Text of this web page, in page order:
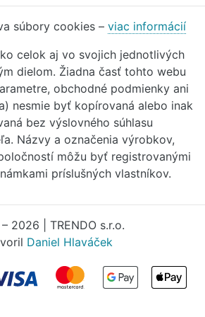
súbory cookies – viac informácií
celok aj vo svojich jednotlivých
dielom. Žiadna časť tohto webu
obchodné podmienky ani
nesmie byť kopírovaná alebo inak
bez výslovného súhlasu
Názvy a označenia výrobkov,
môžu byť registrovanými
príslušných vlastníkov.
2026 | TRENDO s.r.o.
Daniel Hlaváček